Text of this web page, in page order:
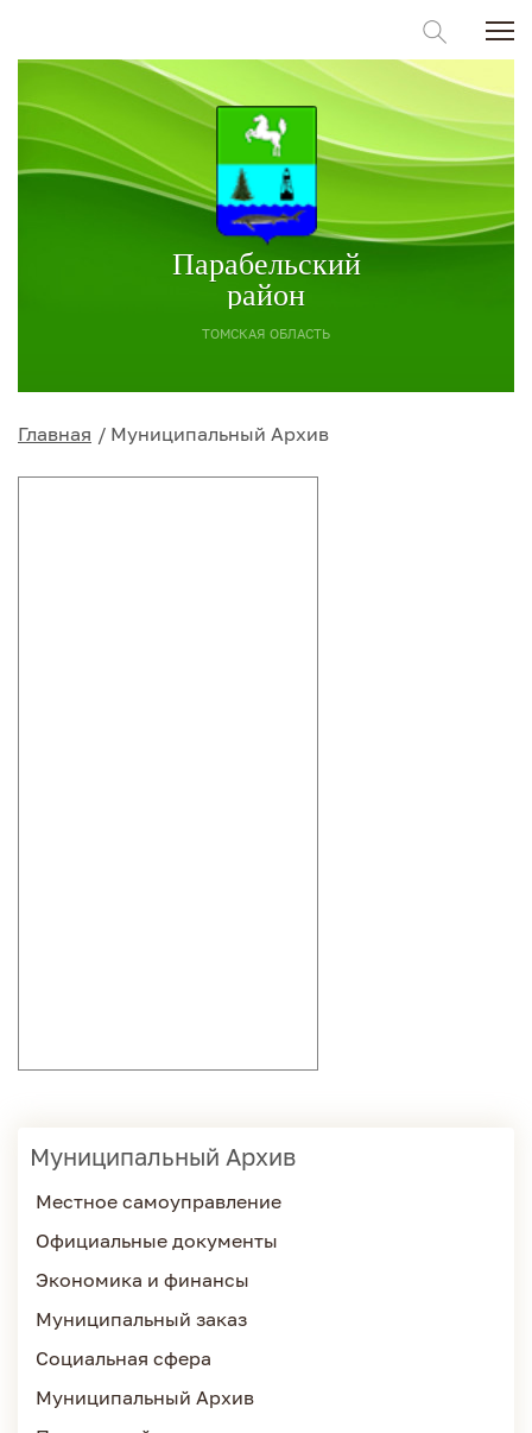
Парабельский
район
ТОМСКАЯ ОБЛАСТЬ
Главная Муниципальный Архив
Муниципальный Архив
Местное самоуправление
Официальные документы
Экономика и финансы
Муниципальный заказ
Социальная сфера
Муниципальный Архив